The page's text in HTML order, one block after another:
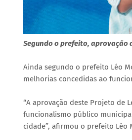
Segundo o prefeito,
Ainda segundo o prefeito Léo
melhorias concedidas ao
“A aprovação deste Projeto de
funcionalismo público
cidade”, afirmou o prefeito Léo